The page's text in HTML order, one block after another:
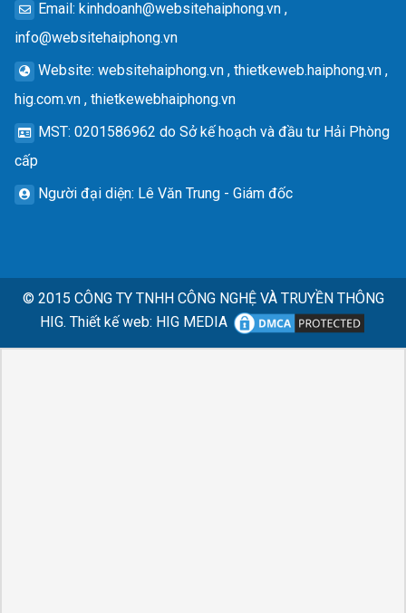
Email : kinhdoanh@websitehaiphong.vn ,
info@websitehaiphong.vn
Website: websitehaiphong.vn , thietkeweb.haiphong.vn ,
hig.com.vn , thietkewebhaiphong.vn
MST: 0201586962 do Sở kế hoạch và đầu tư Hải Phòng
cấp
Người đại diện: Lê Văn Trung - Giám đốc
© 2015 CÔNG TY TNHH CÔNG NGHỆ VÀ TRUYỀN THÔNG
HIG. Thiết kế web: HIG MEDIA